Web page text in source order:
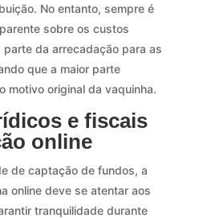
No entanto, sempre é
sobre os custos
da arrecadação para as
que a maior parte
motivo original da vaquinha.
e fiscais
online
de captação de fundos, a
online deve se atentar aos
tranquilidade durante